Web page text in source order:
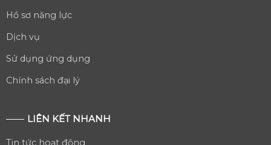
Hồ sơ năng lực
Dịch vụ
Sử dụng ứng dụng
Chính sách đại lý
LIÊN KẾT NHANH
Tin tức hoạt động